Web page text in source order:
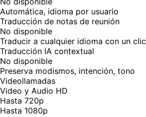
Automática, idioma por usuario
Traducción de notas de reunión
No disponible
Traducir a cualquier idioma con un clic
Traducción IA contextual
No disponible
Preserva modismos, intención, tono
Videollamadas
Video y Audio HD
Hasta 720p
Hasta 1080p